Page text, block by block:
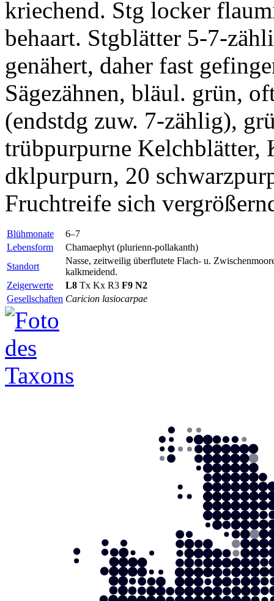
kriechend. Stg locker
behaart. Stgblätter 5-7-
genähert, daher fast
Sägezähnen, bläul. grün,
(endstdg zuw. 7-zählig),
trübpurpurne Kelchblätter,
dklpurpurn, 20
Fruchtreife sich
Blühmonate
6–7
Lebensform
Chamaephyt (plurienn-pollakanth)
Standort
Nasse, zeitweilig überflutete Flach- u.
kalkmeidend.
Zeigerwerte
L8 Tx Kx R3 F9 N2
Gesellschaften Caricion lasiocarpae